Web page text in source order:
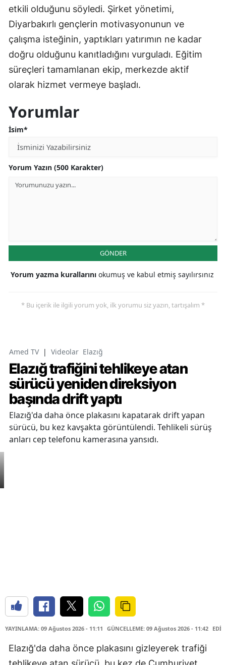
etkili olduğunu söyledi. Şirket yönetimi,
Diyarbakırlı gençlerin motivasyonunun ve
çalışma isteğinin, yaptıkları yatırımın ne kadar
doğru olduğunu kanıtladığını vurguladı. Eğitim
süreçleri tamamlanan ekip, merkezde aktif
olarak hizmet vermeye başladı.
Yorumlar
İsim*
Yorum Yazın (500 Karakter)
GÖNDER
Yorum yazma kurallarını okumuş ve kabul etmiş sayılırsınız
* Bu içerik ile ilgili yorum yok, ilk yorumu siz yazın, tartışalım *
Amed TV | Videolar Elazığ
Elazığ trafiğini tehlikeye atan
sürücü yeniden direksiyon
başında drift yaptı
Elazığ'da daha önce plakasını kapatarak drift yapan
sürücü, bu kez kavşakta görüntülendi. Tehlikeli sürüş
anları cep telefonu kamerasına yansıdı.
YAYINLAMA: 09 Ağustos 2026 - 11:11 GÜNCELLEME: 09 Ağustos 2026 - 11:42
Elazığ'da daha önce plakasını gizleyerek trafiği